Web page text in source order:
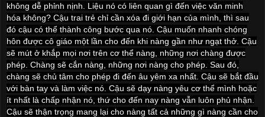
không dễ phỉnh nịnh. Liệu nó có liên quan gì đến việc văn minh
hóa không? Cậu trai trẻ chỉ cần xóa đi giới hạn của mình, thì sau
đó cậu có thể thành công bước qua nó. Cậu muốn nhanh chóng
hôn được cô giáo một lần cho đến khi nàng gần như ngạt thở. Cậu
sẽ mút ở khắp mọi nơi trên cơ thể nàng, những nơi chàng được
phép. Chàng sẽ cắn nàng, những nơi nàng cho phép. Sau đó,
chàng sẽ chủ tâm cho phép đi đến âu yêm xa nhất. Cậu sẽ bắt đầu
với bàn tay và làm việc nó. Cậu sẽ dạy nàng yêu cơ thể mình hoặc
ít nhất là chấp nhận nó, thứ cho đến nay nàng vẫn luôn phủ nhận.
Cậu sẽ thận trọng mang lại cho nàng tất cả những gì nàng cần cho